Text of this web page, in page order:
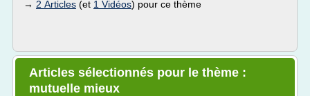
→ 2 Articles (et 1 Vidéos) pour ce thème
Articles sélectionnés pour le thème :
mutuelle mieux